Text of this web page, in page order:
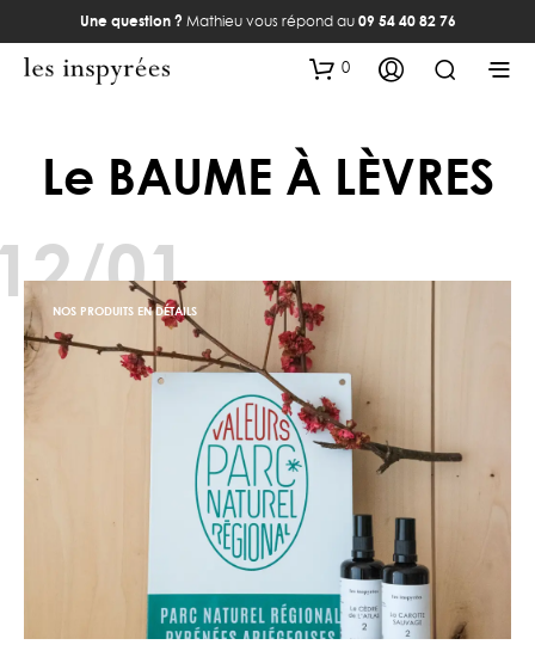
Une question ? Mathieu vous répond au 09 54 40 82 76
0
Le BAUME À LÈVRES
01
NOS PRODUITS EN DÉTAILS